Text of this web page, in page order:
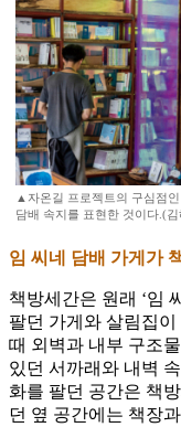
▲자온길 프로젝트의 구심점
담배 속지를 표현한 것이다.(
임 씨네 담배 가게가
책방세간은 원래 ‘임
팔던 가게와 살림집
때 외벽과 내부 구조
있던 서까래와 내벽
화를 팔던 공간은 책
던 옆 공간에는 책장